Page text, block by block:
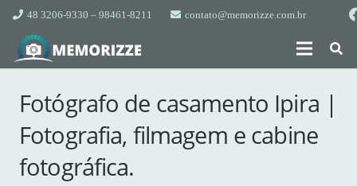
48 3206-9330 – 98461-8211 contato@memorizze.com.br
Fotógrafo de casamento Ipira |
Fotografia, filmagem e cabine
fotográfica.